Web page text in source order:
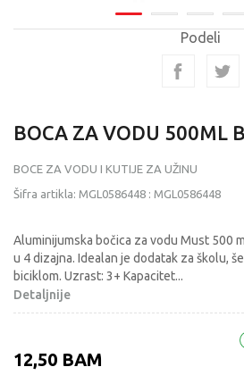
Podeli
BOCA ZA VODU 500ML
BOCE ZA VODU I KUTIJE ZA UŽINU
Šifra artikla: MGL0586448 : MGL0586448
Aluminijumska bočica za vodu Must 500
u 4 dizajna. Idealan je dodatak za školu,
biciklom. Uzrast: 3+ Kapacitet...
Detaljnije
12,50 BAM